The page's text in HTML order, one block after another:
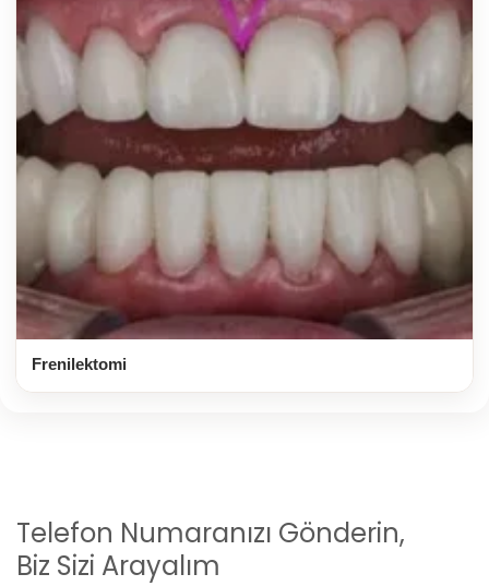
Frenilektomi
Telefon Numaranızı Gönderin,
Biz Sizi Arayalım